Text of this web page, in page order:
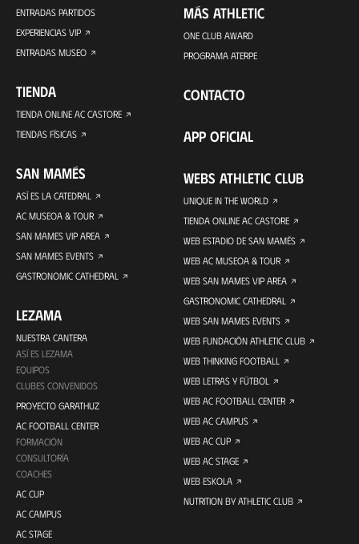
ENTRADAS PARTIDOS
EXPERIENCIAS VIP
ENTRADAS MUSEO
TIENDA
TIENDA ONLINE AC CASTORE
TIENDAS FÍSICAS
SAN MAMÉS
ASÍ ES LA CATEDRAL
AC MUSEOA & TOUR
SAN MAMES VIP AREA
SAN MAMES EVENTS
GASTRONOMIC CATHEDRAL
LEZAMA
NUESTRA CANTERA
ASÍ ES LEZAMA
EQUIPOS
CLUBES CONVENIDOS
PROYECTO GARATHUZ
AC FOOTBALL CENTER
FORMACIÓN
CONSULTORÍA
COACHES
AC CUP
AC CAMPUS
AC STAGE
MÁS ATHLETIC
ONE CLUB AWARD
PROGRAMA ATERPE
CONTACTO
APP OFICIAL
WEBS ATHLETIC CLUB
UNIQUE IN THE WORLD
TIENDA ONLINE AC CASTORE
WEB ESTADIO DE SAN MAMÉS
WEB AC MUSEOA & TOUR
WEB SAN MAMES VIP AREA
GASTRONOMIC CATHEDRAL
WEB SAN MAMES EVENTS
WEB FUNDACIÓN ATHLETIC CLUB
WEB THINKING FOOTBALL
WEB LETRAS Y FÚTBOL
WEB AC FOOTBALL CENTER
WEB AC CAMPUS
WEB AC CUP
WEB AC STAGE
WEB ESKOLA
NUTRITION BY ATHLETIC CLUB